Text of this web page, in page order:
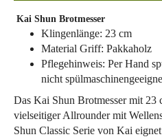
Kai Shun Brotmesser
Klingenlänge: 23 cm
Material Griff: Pakkaholz
Pflegehinweis: Per Hand
nicht
Das Kai Shun Brotmesser mit 23
vielseitiger Allrounder mit
Shun Classic Serie von Kai